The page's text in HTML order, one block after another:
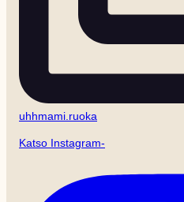
uhhmami.ruoka
Katso Instagram-